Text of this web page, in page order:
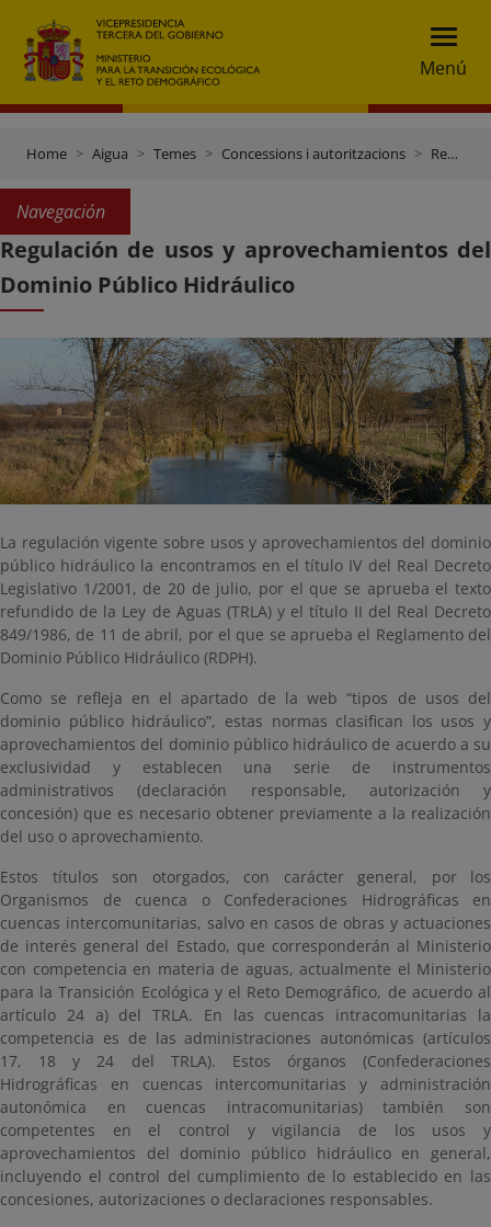
Menú
Home Aigua Temes Concessions i autoritzacions Regulación de usos y aprovechamientos del Dominio Público Hidráulico
Navegación
Regulación de usos y aprovechamientos del
Dominio Público Hidráulico
La regulación vigente sobre usos y aprovechamientos del dominio
público hidráulico la encontramos en el título IV del Real Decreto
Legislativo 1/2001, de 20 de julio, por el que se aprueba el texto
refundido de la Ley de Aguas (TRLA) y el título II del Real Decreto
849/1986, de 11 de abril, por el que se aprueba el Reglamento del
Dominio Público Hidráulico (RDPH).
Como se refleja en el apartado de la web “tipos de usos del
dominio público hidráulico”, estas normas clasifican los usos y
aprovechamientos del dominio público hidráulico de acuerdo a su
exclusividad y establecen una serie de instrumentos
administrativos (declaración responsable, autorización y
concesión) que es necesario obtener previamente a la realización
del uso o aprovechamiento.
Estos títulos son otorgados, con carácter general, por los
Organismos de cuenca o Confederaciones Hidrográficas en
cuencas intercomunitarias, salvo en casos de obras y actuaciones
de interés general del Estado, que corresponderán al Ministerio
con competencia en materia de aguas, actualmente el Ministerio
para la Transición Ecológica y el Reto Demográfico, de acuerdo al
artículo 24 a) del TRLA. En las cuencas intracomunitarias la
competencia es de las administraciones autonómicas (artículos
17, 18 y 24 del TRLA). Estos órganos (Confederaciones
Hidrográficas en cuencas intercomunitarias y administración
autonómica en cuencas intracomunitarias) también son
competentes en el control y vigilancia de los usos y
aprovechamientos del dominio público hidráulico en general,
incluyendo el control del cumplimiento de lo establecido en las
concesiones, autorizaciones o declaraciones responsables.